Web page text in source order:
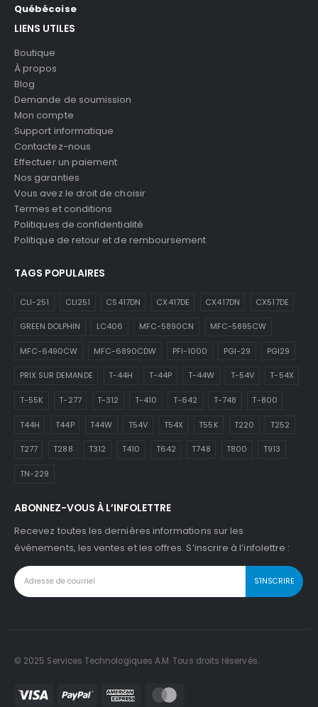
Québécoise
LIENS UTILES
Boutique
À propos
Blog
Demande de soumission
Mon compte
Support informatique
Contactez-nous
Effectuer un paiement
Nos garanties
Vous avez le droit de choisir
Termes et conditions
Politiques de confidentialité
Politique de retour et de remboursement
TAGS POPULAIRES
CLI-251 CLI251 CS417DN CX417DE CX417DN CX517DE
GREEN DOLPHIN LC406 MFC-5890CN MFC-5895CW
MFC-6490CW MFC-6890CDW PFI-1000 PGI-29 PGI29
PRIX SUR DEMANDE T-44H T-44P T-44W T-54V T-54X
T-55K T-277 T-312 T-410 T-642 T-748 T-800
T44H T44P T44W T54V T54X T55K T220 T252
T277 T288 T312 T410 T642 T748 T800 T913
TN-229
ABONNEZ-VOUS À L’INFOLETTRE
Recevez toutes les dernières informations sur les
événements, les ventes et les offres. S’inscrire à l’infolettre :
© 2025 Services Technologiques A.M. Tous droits réservés.